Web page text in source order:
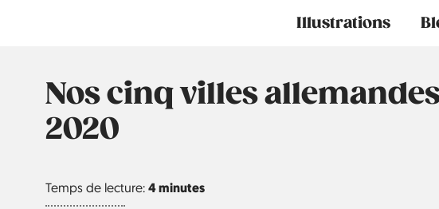
Main
navigation
Illustrations
Nos cinq villes
2020
Temps de lecture: 4 minutes